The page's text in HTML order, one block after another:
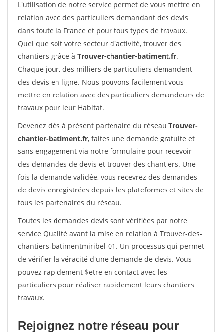
L'utilisation de notre service permet de vous mettre en
relation avec des particuliers demandant des devis
dans toute la France et pour tous types de travaux.
Quel que soit votre secteur d'activité, trouver des
chantiers grâce à Trouver-chantier-batiment.fr.
Chaque jour, des milliers de particuliers demandent
des devis en ligne. Nous pouvons facilement vous
mettre en relation avec des particuliers demandeurs de
travaux pour leur Habitat.
Devenez dès à présent partenaire du réseau Trouver-
chantier-batiment.fr, faites une demande gratuite et
sans engagement via notre formulaire pour recevoir
des demandes de devis et trouver des chantiers. Une
fois la demande validée, vous recevrez des demandes
de devis enregistrées depuis les plateformes et sites de
tous les partenaires du réseau.
Toutes les demandes devis sont vérifiées par notre
service Qualité avant la mise en relation à Trouver-des-
chantiers-batimentmiribel-01. Un processus qui permet
de vérifier la véracité d'une demande de devis. Vous
pouvez rapidement $etre en contact avec les
particuliers pour réaliser rapidement leurs chantiers
travaux.
Rejoignez notre réseau pour